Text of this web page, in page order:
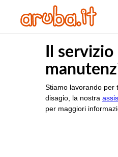
Il
Stiamo lavorando per
disagio, la nostra
per maggiori